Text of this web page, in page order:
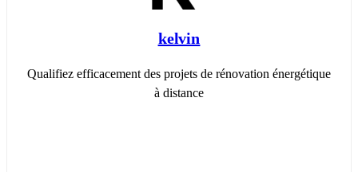
kelvin
Qualifiez efficacement des projets de rénovation énergétique
à distance